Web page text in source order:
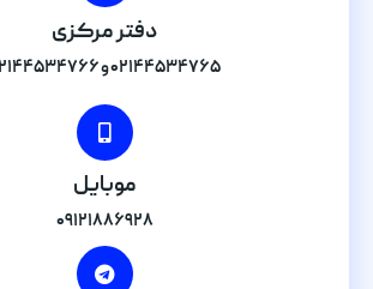
دفتر مرکزی
۰۲۱۴۴۵۳۴۷۶۵ و ۰۲۱۴۴۵۳۴۷۶۶
موبایل
۰۹۱۲۱۸۸۶۹۲۸